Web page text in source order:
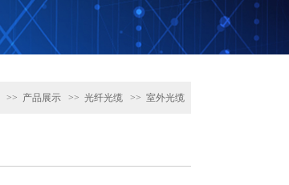
>> 产品展示 >> 光纤光缆 >> 室外光缆